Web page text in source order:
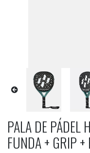
PALA DE PÁDEL
FUNDA + GRIP